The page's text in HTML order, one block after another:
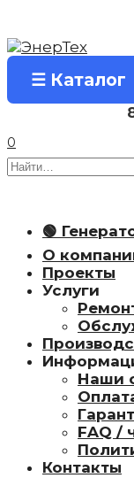
содержанию
☰ Каталог
0
Search
🟢
О
Проекты
Услуги
Наши
FAQ /
Контакты